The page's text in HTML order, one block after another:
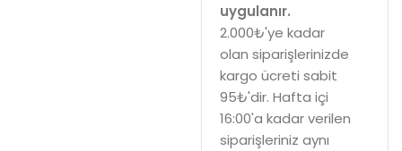
uygulanır.
2.000₺'ye kadar
olan siparişlerinizde
kargo ücreti sabit
95₺'dir. Hafta içi
16:00'a kadar verilen
siparişleriniz aynı